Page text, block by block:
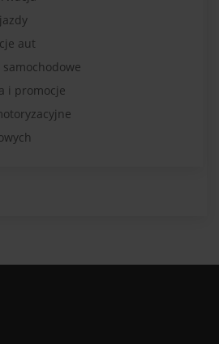
aut
i promocje